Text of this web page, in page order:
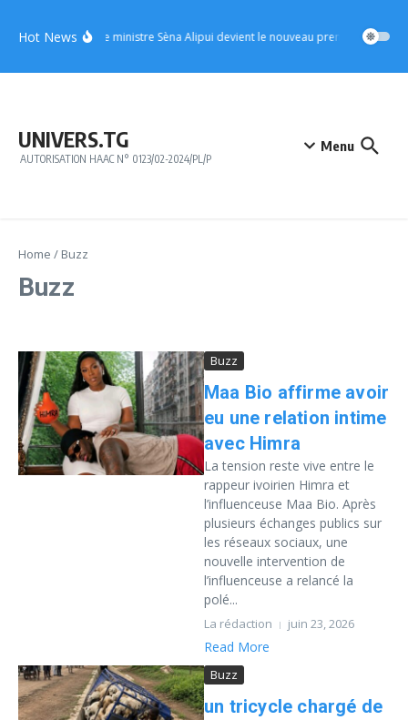
Hot NewsUFC : le ministre Sèna Alipui devient le nouveau premier vice-
UNIVERS.TG
AUTORISATION HAAC N° 0123/02-2024/PL/P
Menu
Home / Buzz
Buzz
Buzz
Maa Bio affirme avoir
eu une relation intime
avec Himra
La tension reste vive entre le
rappeur ivoirien Himra et
l’influenceuse Maa Bio. Après
plusieurs échanges publics sur
les réseaux sociaux, une
nouvelle intervention de
l’influenceuse a relancé la
polé...
La rédaction juin 23, 2026
Read More
Buzz
un tricycle chargé de